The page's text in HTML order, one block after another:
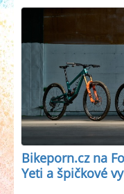
Bikeporn.cz na
Yeti a špičkové